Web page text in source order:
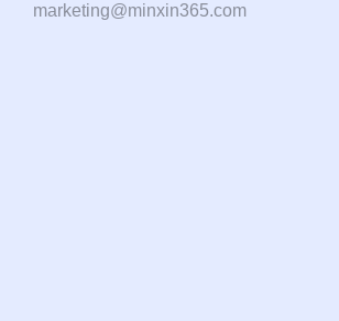
marketing@minxin365.com